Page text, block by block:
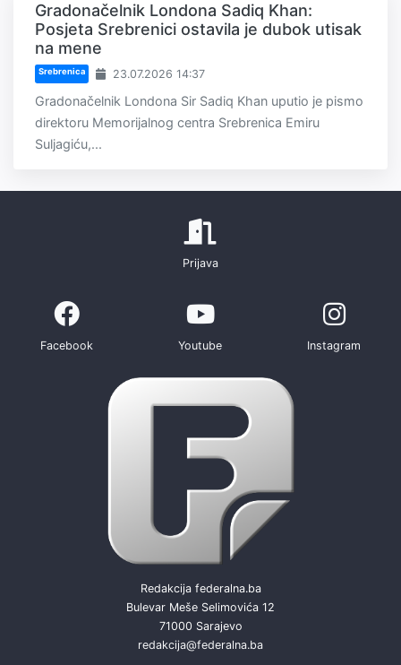
Gradonačelnik Londona Sadiq Khan:
Posjeta Srebrenici ostavila je dubok utisak
na mene
Srebrenica 23.07.2026 14:37
Gradonačelnik Londona Sir Sadiq Khan uputio je pismo
direktoru Memorijalnog centra Srebrenica Emiru
Suljagiću,...
Prijava
Facebook Youtube Instagram
Redakcija federalna.ba
Bulevar Meše Selimovića 12
71000 Sarajevo
redakcija@federalna.ba